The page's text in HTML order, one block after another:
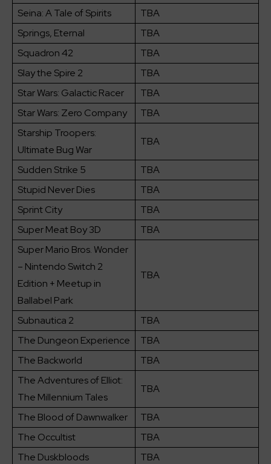
Seina: A Tale of Spirits
TBA
Springs, Eternal
TBA
Squadron 42
TBA
Slay the Spire 2
TBA
Star Wars: Galactic Racer
TBA
Star Wars: Zero Company
TBA
Starship Troopers:
Ultimate Bug War
TBA
Sudden Strike 5
TBA
Stupid Never Dies
TBA
Sprint City
TBA
Super Meat Boy 3D
TBA
Super Mario Bros. Wonder
– Nintendo Switch 2
Edition + Meetup in
Ballabel Park
TBA
Subnautica 2
TBA
The Dungeon Experience
TBA
The Backworld
TBA
The Adventures of Elliot:
The Millennium Tales
TBA
The Blood of Dawnwalker
TBA
The Occultist
TBA
The Duskbloods
TBA